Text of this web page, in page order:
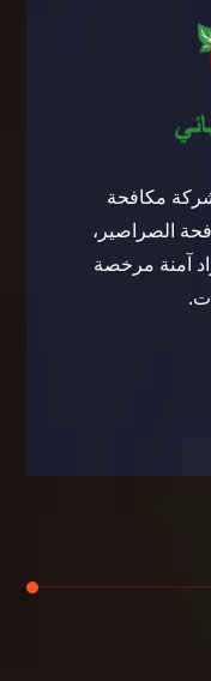
مكافحة
الصراصير،
آمنة مرخصة